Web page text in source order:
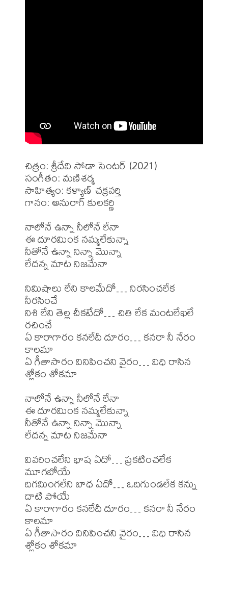
చిత్రం: శ్రీదేవి సోడా సెంటర్ (2021)
సంగీతం: మణిశర్మ
సాహిత్యం: కళ్యాణ్ చక్రవర్తి
గానం: అనురాగ్ కులకర్ణి
నాలోనే ఉన్నా నీలోనే లేనా
ఈ దూరమింక నమ్మలేకున్నా
నీతోనే ఉన్నా నిన్నా మొన్నా
లేదన్న మాట నిజమేనా
నిమిషాలు లేని కాలమేదో… నిరసించలేక
నీరసించే
నిశి లేని తెల్ల చీకటేదో… చితి లేక మంటలేఖలే
రచించే
ఏ కారాగారం కనలేదీ దూరం… కనరా నీ నేరం
కాలమా
ఏ గీతాసారం వినిపించని వైరం… విధి రాసిన
శ్లోకం శోకమా
నాలోనే ఉన్నా నీలోనే లేనా
ఈ దూరమింక నమ్మలేకున్నా
నీతోనే ఉన్నా నిన్నా మొన్నా
లేదన్న మాట నిజమేనా
వివరించలేని భాష ఏదో… ప్రకటించలేక
మూగబోయే
దిగమింగలేని బాధ ఏదో… ఒదిగుండలేక కన్ను
దాటి పోయే
ఏ కారాగారం కనలేదీ దూరం… కనరా నీ నేరం
కాలమా
ఏ గీతాసారం వినిపించని వైరం… విధి రాసిన
శ్లోకం శోకమా